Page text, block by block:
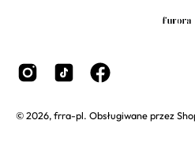
© 2026,frra-pl. Obsługiwane przez